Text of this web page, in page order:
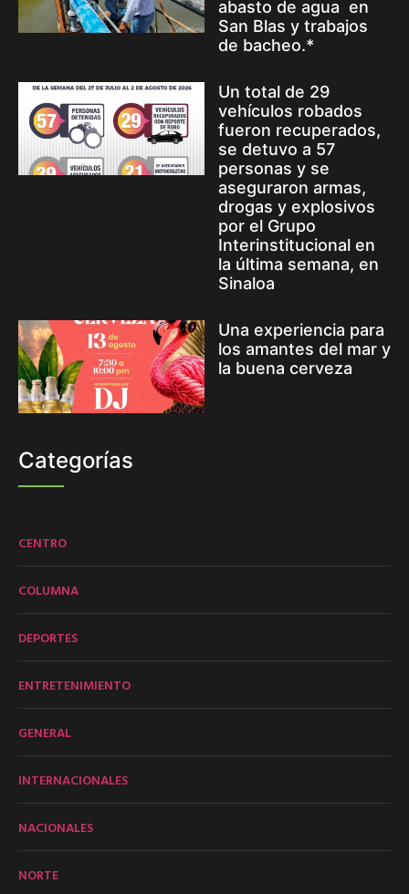
abasto de agua en
San Blas y trabajos
de bacheo.*
Un total de 29
vehículos robados
fueron recuperados,
se detuvo a 57
personas y se
aseguraron armas,
drogas y explosivos
por el Grupo
Interinstitucional en
la última semana, en
Sinaloa
Una experiencia para
los amantes del mar y
la buena cerveza
Categorías
CENTRO
COLUMNA
DEPORTES
ENTRETENIMIENTO
GENERAL
INTERNACIONALES
NACIONALES
NORTE